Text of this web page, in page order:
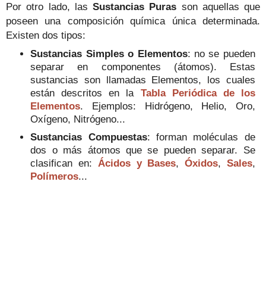
Por otro lado, las Sustancias Puras son aquellas que
poseen una composición química única determinada.
Existen dos tipos:
Sustancias Simples o Elementos: no se pueden
separar en componentes (átomos). Estas
sustancias son llamadas Elementos, los cuales
están descritos en la Tabla Periódica de los
Elementos. Ejemplos: Hidrógeno, Helio, Oro,
Oxígeno, Nitrógeno...
Sustancias Compuestas: forman moléculas de
dos o más átomos que se pueden separar. Se
clasifican en: Ácidos y Bases, Óxidos, Sales,
Polímeros...